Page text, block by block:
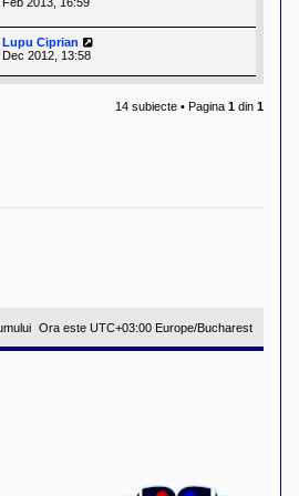
Lupu Ciprian
Dec 2012, 13:58
14 subiecte • Pagina 1 din 1
Ora este UTC+03:00 Europe/Bucharest